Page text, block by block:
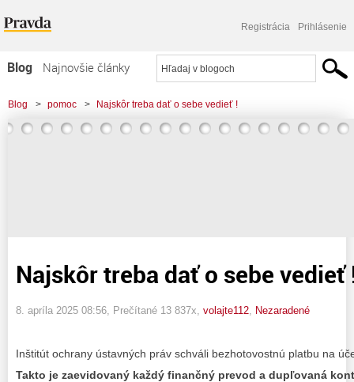
Registrácia Prihlásenie
Blog
Najnovšie články
Najčítanejšie články
Najkomentovanejšie články
Blog > pomoc > Najskôr treba dať o sebe vedieť !
Najskôr treba dať o sebe vedieť
8. apríla 2025 08:56 , Prečítané 13 837x, volajte112 Nezaradené
Inštitút ochrany ústavných práv schváli bezhotovostnú platbu na
Takto je zaevidovaný každý finančný prevod a dupľovaná